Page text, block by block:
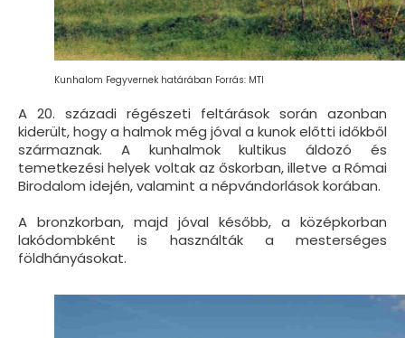
Kunhalom Fegyvernek határában Forrás: MTI
A 20. századi régészeti feltárások során azonban
kiderült, hogy a halmok még jóval a kunok előtti időkből
származnak. A kunhalmok kultikus áldozó és
temetkezési helyek voltak az őskorban, illetve a Római
Birodalom idején, valamint a népvándorlások korában.
A bronzkorban, majd jóval később, a középkorban
lakódombként is használták a mesterséges
földhányásokat.